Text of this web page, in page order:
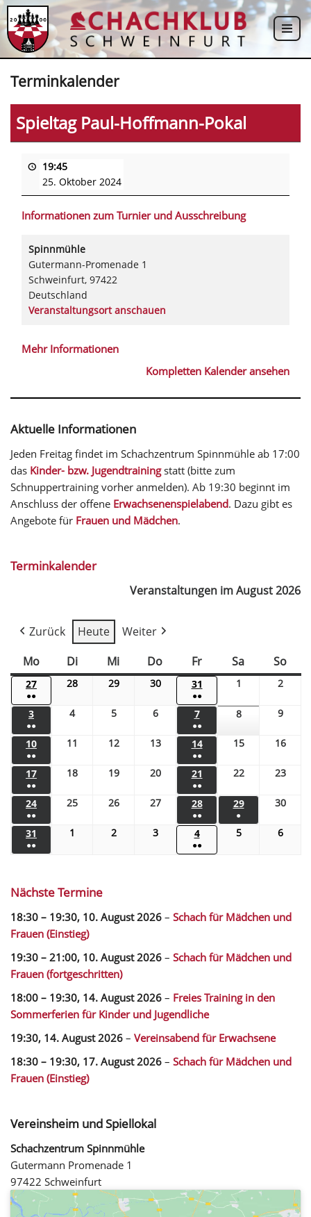
Zum
Inhalt
Terminkalender
Spieltag Paul-Hoffmann-Pokal
19:45
25. Oktober 2024
Informationen zum Turnier und Ausschreibung
Spinnmühle
Gutermann-Promenade 1
Schweinfurt, 97422
Deutschland
Veranstaltungsort anschauen
Mehr Informationen
Kompletten Kalender ansehen
Aktuelle Informationen
Jeden Freitag findet im Schachzentrum Spinnmühle ab 17:00
das Kinder- bzw. Jugendtrainingstatt (bitte zum
Schnuppertraining vorher anmelden). Ab 19:30 beginnt im
Anschluss der offene Erwachsenenspielabend. Dazu gibt es
Angebote für Frauen und Mädchen.
Terminkalender
Veranstaltungen im August 2026
Zurück Heute
Weiter
Mo
Di Mi Do Fr Sa So
27
●●
28 29 30 31
●●
1 2
3
●●
4 5 6 7
●●
8 9
10
●●
11 12 13 14
●●
15 16
17
●●
18 19 20 21
●●
22 23
24
●●
25 26 27 28
●●
29
●
30
31
●●
1 2 3 4
●●
5 6
Nächste Termine
18:30 – 19:30, 10. August 2026 – Schach für Mädchen und
Frauen (Einstieg)
19:30 – 21:00, 10. August 2026 – Schach für Mädchen und
Frauen (fortgeschritten)
18:00 – 19:30, 14. August 2026 – Freies Training in den
Sommerferien für Kinder und Jugendliche
19:30, 14. August 2026 – Vereinsabend für Erwachsene
18:30 – 19:30, 17. August 2026 – Schach für Mädchen und
Frauen (Einstieg)
Vereinsheim und Spiellokal
Schachzentrum Spinnmühle
Gutermann Promenade 1
97422 Schweinfurt